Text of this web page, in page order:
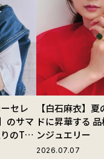
セレ
のサマ
のTシ
【白石麻衣】
ドに昇華する
ンジュエリー
2026.07.07